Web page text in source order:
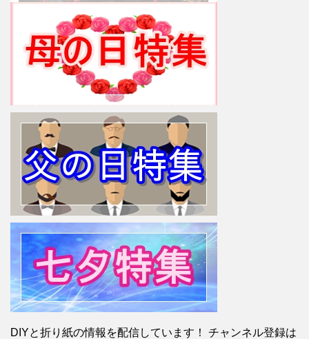
DIYと折り紙の情報を配信しています！ チャンネル登録は